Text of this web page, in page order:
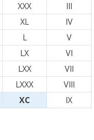
XXX
III
XL
IV
L
V
LX
VI
LXX
VII
LXXX
VIII
XC IX